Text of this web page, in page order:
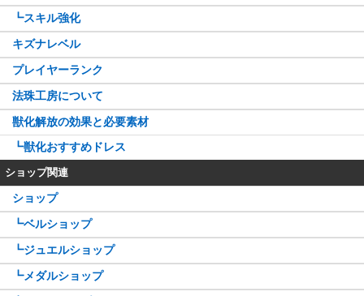
┗スキル強化
キズナレベル
プレイヤーランク
法珠工房について
獣化解放の効果と必要素材
┗獣化おすすめドレス
ショップ関連
ショップ
┗ベルショップ
┗ジュエルショップ
┗メダルショップ